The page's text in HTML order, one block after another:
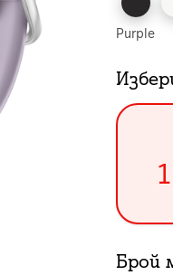
Purple
Брой